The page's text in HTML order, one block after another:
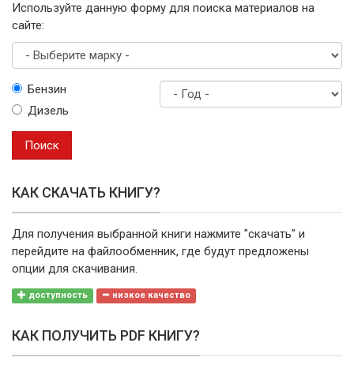
Используйте данную форму для поиска материалов на
сайте:
маркуБензин
Дизель
Поиск
КАК СКАЧАТЬ КНИГУ?
Для получения выбранной книги нажмите "скачать" и
перейдите на файлообменник, где будут предложены
опции для скачивания.
доступность низкое качество
КАК ПОЛУЧИТЬ PDF КНИГУ?